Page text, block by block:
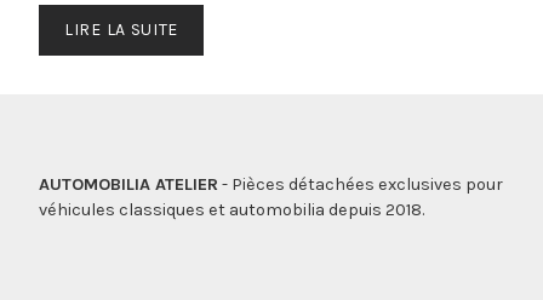
LIRE LA SUITE
AUTOMOBILIA ATELIER - Pièces détachées exclusives pour
véhicules classiques et automobilia depuis 2018.